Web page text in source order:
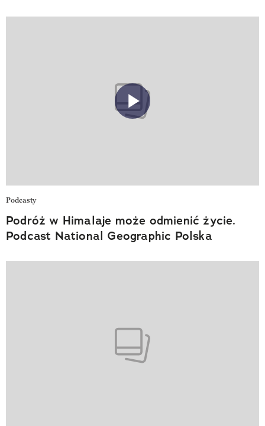
Podcasty
Podróż w Himalaje może odmienić życie.
Podcast National Geographic Polska